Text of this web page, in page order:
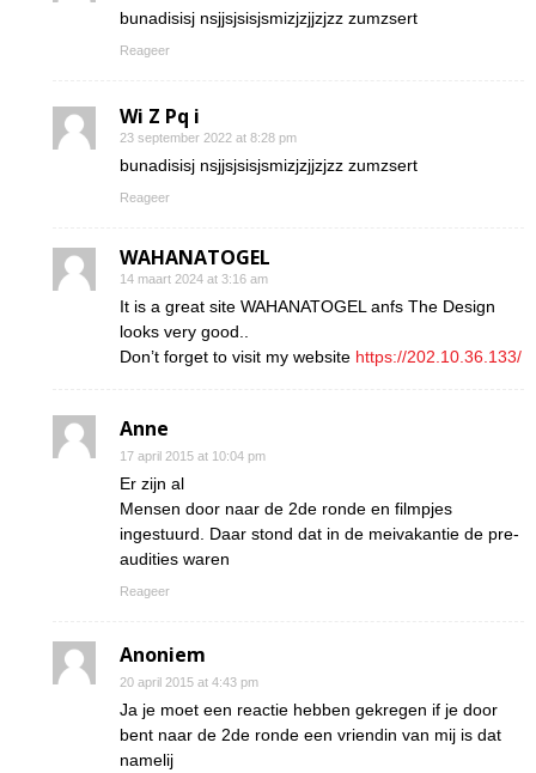
bunadisisj nsjjsjsisjsmizjzjjzjzz zumzsert
Reageer
Wi Z Pq i
23 september 2022 at 8:28 pm
bunadisisj nsjjsjsisjsmizjzjjzjzz zumzsert
Reageer
WAHANATOGEL
14 maart 2024 at 3:16 am
It is a great site WAHANATOGEL anfs The Design
looks very good..
Don’t forget to visit my website https://202.10.36.133/
Anne
17 april 2015 at 10:04 pm
Er zijn al
Mensen door naar de 2de ronde en filmpjes
ingestuurd. Daar stond dat in de meivakantie de pre-
audities waren
Reageer
Anoniem
20 april 2015 at 4:43 pm
Ja je moet een reactie hebben gekregen if je door
bent naar de 2de ronde een vriendin van mij is dat
namelij